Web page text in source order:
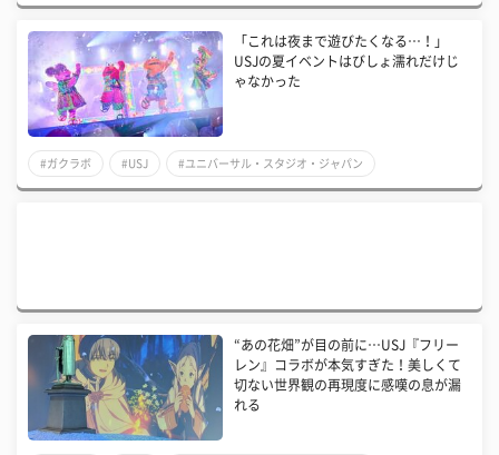
「これは夜まで遊びたくなる…！」
USJの夏イベントはびしょ濡れだけじ
ゃなかった
#ガクラボ #USJ #ユニバーサル・スタジオ・ジャパン
“あの花畑”が目の前に…USJ『フリー
レン』コラボが本気すぎた！美しくて
切ない世界観の再現度に感嘆の息が漏
れる